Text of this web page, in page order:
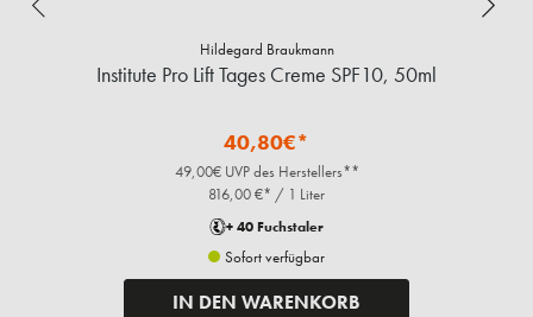
Hildegard Braukmann
Institute Pro Lift Tages Creme SPF10, 50ml
40,80€*
49,00€ UVP des Herstellers**
816,00 €* / 1 Liter
+ 40 Fuchstaler
Sofort verfügbar
IN DEN WARENKORB